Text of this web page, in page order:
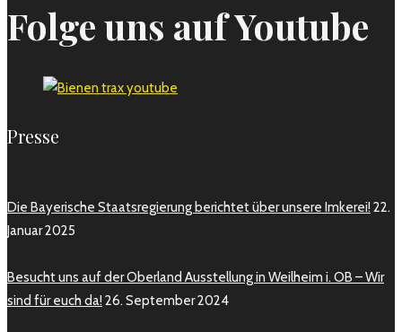
Folge uns auf Youtube
Presse
Die Bayerische Staatsregierung berichtet über unsere Imkerei! 22.
Januar 2025
Besucht uns auf der Oberland Ausstellung in Weilheim i. OB – Wir
sind für euch da! 26. September 2024